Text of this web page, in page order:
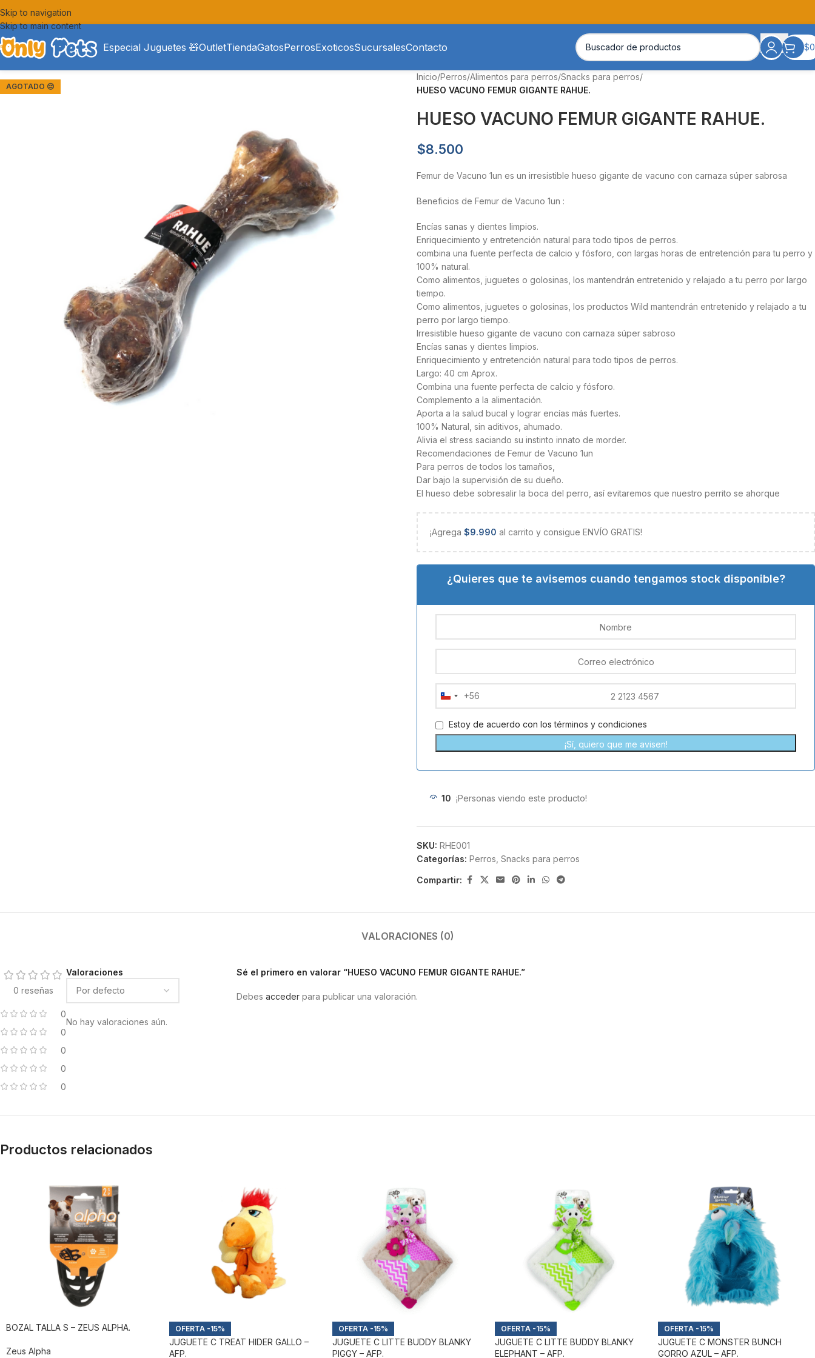
Skip to navigation
Skip to main content
Especial Juguetes 🧸OutletTiendaGatosPerrosExoticosSucursalesContacto $0
AGOTADO 😔
Inicio/Perros/Alimentos para perros/Snacks para perros/
HUESO VACUNO FEMUR GIGANTE RAHUE.
HUESO VACUNO FEMUR GIGANTE RAHUE.
$8.500
Femur de Vacuno 1un es un irresistible hueso gigante de vacuno con carnaza súper sabrosa
Beneficios de Femur de Vacuno 1un :
Encías sanas y dientes limpios.
Enriquecimiento y entretención natural para todo tipos de perros.
combina una fuente perfecta de calcio y fósforo, con largas horas de entretención para tu perro y
100% natural.
Como alimentos, juguetes o golosinas, los mantendrán entretenido y relajado a tu perro por largo
tiempo.
Como alimentos, juguetes o golosinas, los productos Wild mantendrán entretenido y relajado a tu
perro por largo tiempo.
Irresistible hueso gigante de vacuno con carnaza súper sabroso
Encías sanas y dientes limpios.
Enriquecimiento y entretención natural para todo tipos de perros.
Largo: 40 cm Aprox.
Combina una fuente perfecta de calcio y fósforo.
Complemento a la alimentación.
Aporta a la salud bucal y lograr encías más fuertes.
100% Natural, sin aditivos, ahumado.
Alivia el stress saciando su instinto innato de morder.
Recomendaciones de Femur de Vacuno 1un
Para perros de todos los tamaños,
Dar bajo la supervisión de su dueño.
El hueso debe sobresalir la boca del perro, así evitaremos que nuestro perrito se ahorque
¡Agrega $9.990 al carrito y consigue ENVÍO GRATIS!
¿Quieres que te avisemos cuando tengamos stock disponible?
Chile
+56
+56
Estoy de acuerdo con lostérminos y condiciones
¡Sí, quiero que me avisen!
10 ¡Personas viendo este producto!
SKU: RHE001
Categorías: Perros Snacks para perros
Compartir:
VALORACIONES (0)
0 reseñas
0
0
0
0
0
Valoraciones
No hay valoraciones aún.
Sé el primero en valorar “HUESO VACUNO FEMUR GIGANTE RAHUE.”
Debes acceder para publicar una valoración.
Productos relacionados
BOZAL TALLA S – ZEUS ALPHA.
Zeus Alpha
-15%
JUGUETE C TREAT HIDER GALLO –
AFP.
-15%
JUGUETE C LITTE BUDDY BLANKY
PIGGY – AFP.
-15%
JUGUETE C LITTE BUDDY BLANKY
ELEPHANT – AFP.
-15%
JUGUETE C MONSTER BUNCH
GORRO AZUL – AFP.